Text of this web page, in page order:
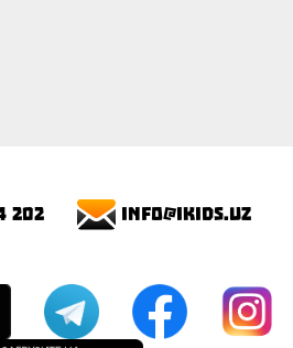
202 info@ikids.uz